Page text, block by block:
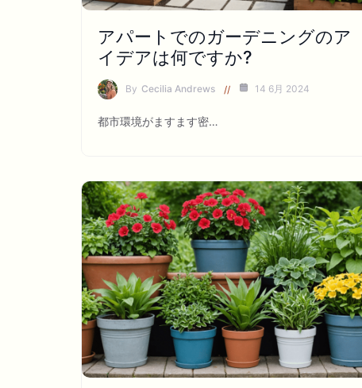
アパートでのガーデニングのア
イデアは何ですか?
By Cecilia Andrews 14 6月 2024
都市環境がますます密…